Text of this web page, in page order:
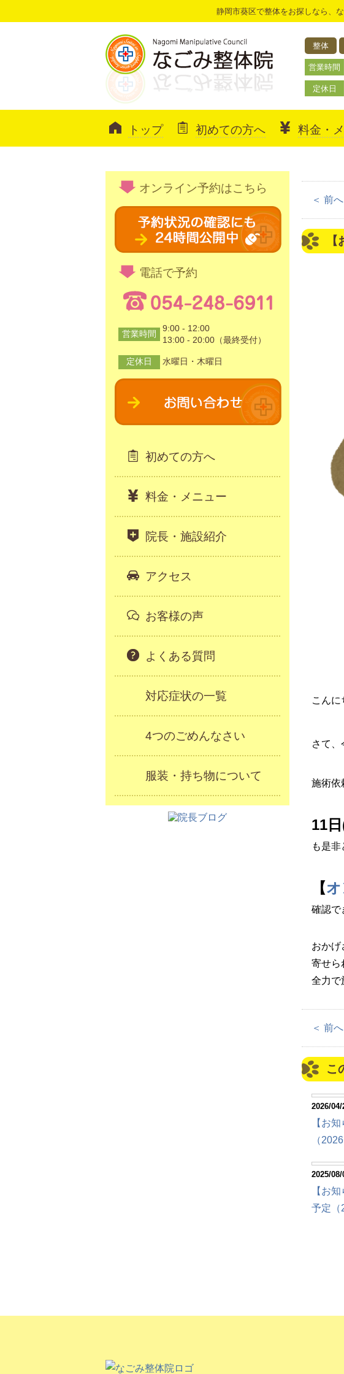
静岡市葵区で整体をお探しなら、
整体
営業時間
定休日
トップ 初めての方へ 料金・
＜ 前へ
こんに
さて、
施術依
11
も是非
【
確認で
おかげ
寄せら
全力で
＜ 前へ
こ
2026/04/
【お
（2026
2025/08/
【お
予定（
オンライン予約はこちら
電話で予約
営業時間
9:00 - 12:00
13:00 - 20:00（最終受付）
定休日 水曜日・木曜日
初めての方へ
料金・メニュー
院長・施設紹介
アクセス
お客様の声
よくある質問
対応症状の一覧
4つのごめんなさい
服装・持ち物について